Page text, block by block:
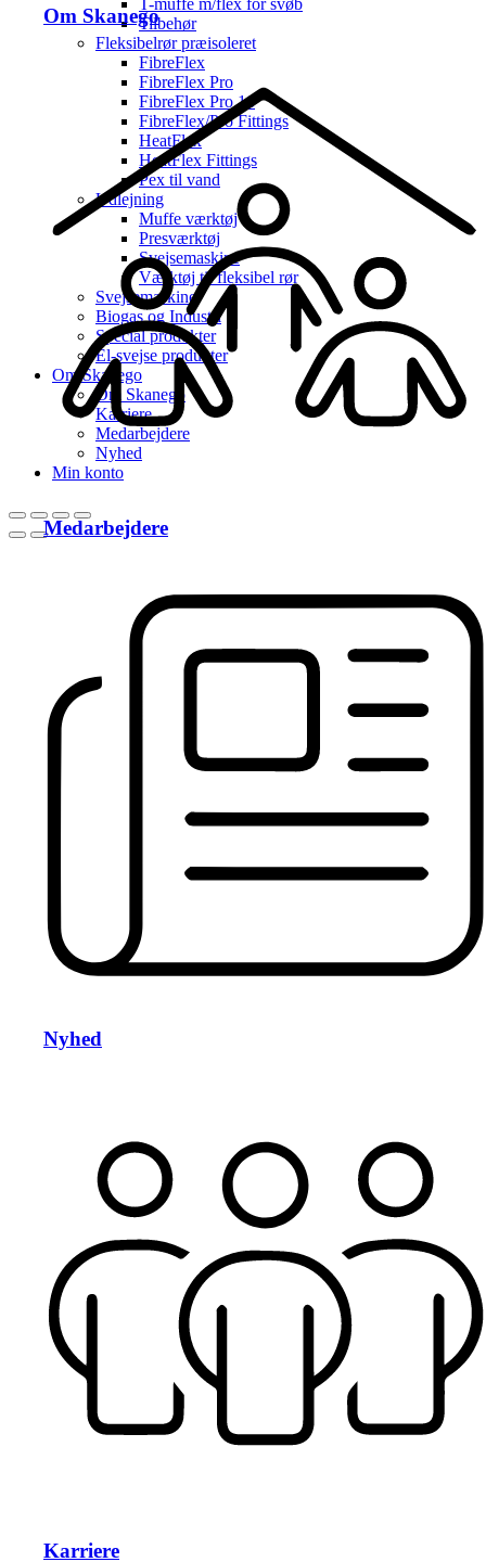
Om Skanego
Medarbejdere
Nyhed
Karriere
Tilbehør
Fleksibelrør præisoleret
FibreFlex
FibreFlex Pro
FibreFlex Pro 16
FibreFlex/Pro Fittings
HeatFlex
HeatFlex Fittings
Pex til vand
Udlejning
Muffe værktøj
Presværktøj
Svejsemaskine
Værktøj til fleksibel rør
Svejsemaskine
Biogas og Industri
Special produkter
El-svejse produkter
Om Skanego
Om Skanego
Karriere
Medarbejdere
Nyhed
Min konto